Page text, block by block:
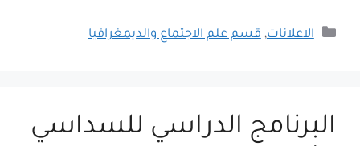
التصنيفات
الاعلانات,قسم علم الاجتماع والديمغرافيا
البرنامج الدراسي للسداسي